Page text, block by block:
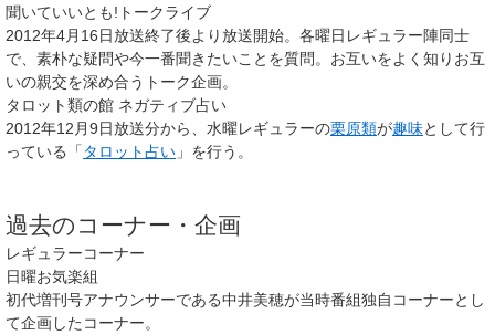
聞いていいとも!トークライブ
2012年4月16日放送終了後より放送開始。各曜日レギュラー陣同士
で、素朴な疑問や今一番聞きたいことを質問。お互いをよく知りお互
いの親交を深め合うトーク企画。
タロット類の館 ネガティブ占い
2012年12月9日放送分から、水曜レギュラーの栗原類が趣味として行
っている「 タロット占い 」を行う。
過去のコーナー・企画
レギュラーコーナー
日曜お気楽組
初代増刊号アナウンサーである中井美穂が当時番組独自コーナーとし
て企画したコーナー。